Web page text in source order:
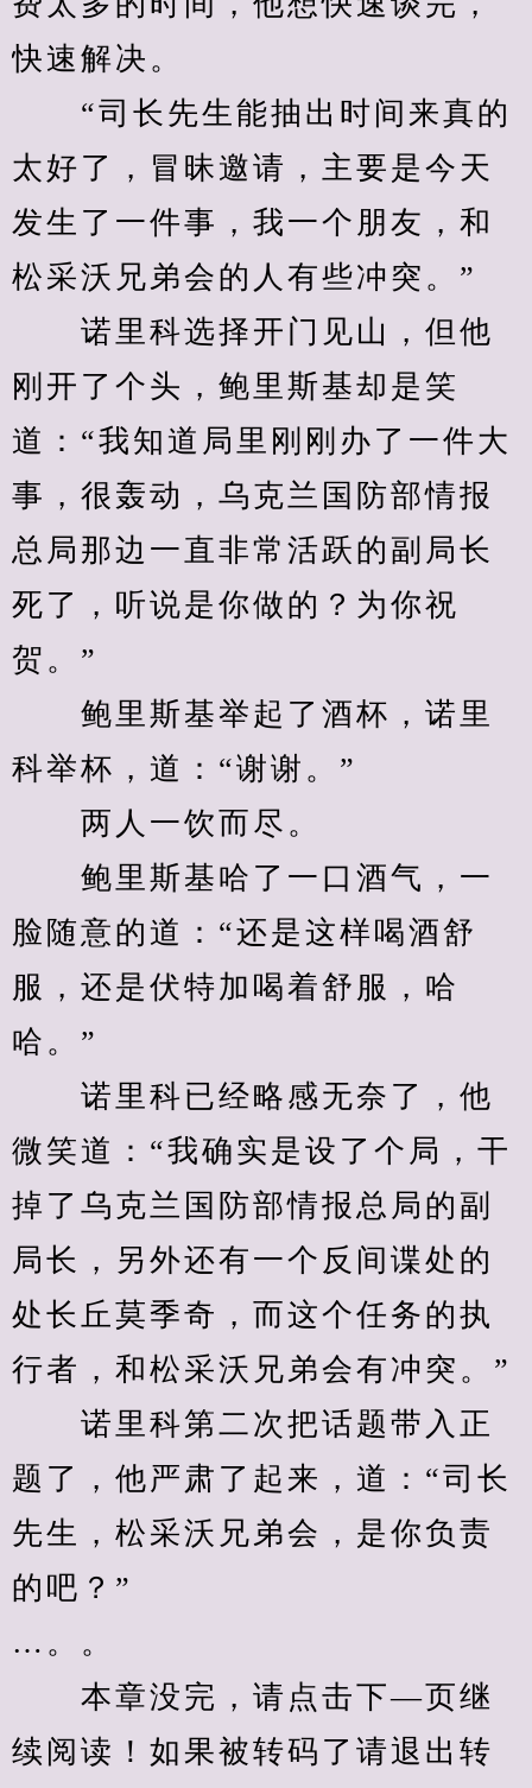
快速解决。
“司长先生能抽出时间来真的
太好了，冒昧邀请，主要是今天
发生了一件事，我一个朋友，和
松采沃兄弟会的人有些冲突。”
诺里科选择开门见山，但他
刚开了个头，鲍里斯基却是笑
道：“我知道局里刚刚办了一件大
事，很轰动，乌克兰国防部情报
总局那边一直非常活跃的副局长
死了，听说是你做的？为你祝
贺。”
鲍里斯基举起了酒杯，诺里
科举杯，道：“谢谢。”
两人一饮而尽。
鲍里斯基哈了一口酒气，一
脸随意的道：“还是这样喝酒舒
服，还是伏特加喝着舒服，哈
哈。”
诺里科已经略感无奈了，他
微笑道：“我确实是设了个局，干
掉了乌克兰国防部情报总局的副
局长，另外还有一个反间谍处的
处长丘莫季奇，而这个任务的执
行者，和松采沃兄弟会有冲突。”
诺里科第二次把话题带入正
题了，他严肃了起来，道：“司长
先生，松采沃兄弟会，是你负责
的吧？”
…。。
本章没完，请点击下—页继
续阅读！如果被转码了请退出转